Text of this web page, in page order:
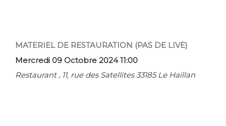
MATERIEL DE RESTAURATION (PAS DE LIVE)
Mercredi 09 Octobre 2024 11:00
Restaurant , 11, rue des Satellites 33185 Le Haillan